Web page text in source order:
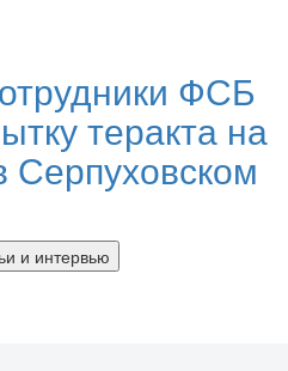
ФСБ
теракта на
Серпуховском
и интервью